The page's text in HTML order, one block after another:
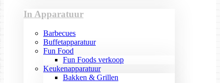
In Apparatuur
Barbecues
Buffetapparatuur
Fun Food
Fun Foods verkoop
Keukenapparatuur
Bakken & Grillen